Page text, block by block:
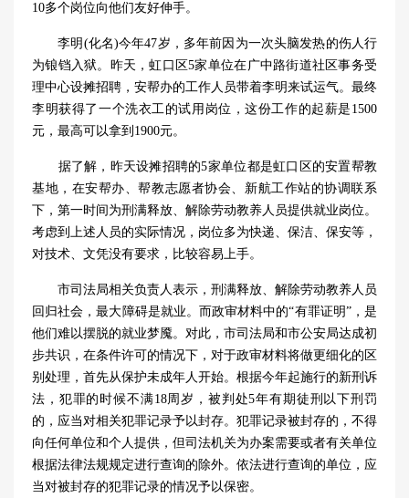
10多个岗位向他们友好伸手。
李明(化名)今年47岁，多年前因为一次头脑发热的伤人行
为锒铛入狱。昨天，虹口区5家单位在广中路街道社区事务受
理中心设摊招聘，安帮办的工作人员带着李明来试运气。最终
李明获得了一个洗衣工的试用岗位，这份工作的起薪是1500
元，最高可以拿到1900元。
据了解，昨天设摊招聘的5家单位都是虹口区的安置帮教
基地，在安帮办、帮教志愿者协会、新航工作站的协调联系
下，第一时间为刑满释放、解除劳动教养人员提供就业岗位。
考虑到上述人员的实际情况，岗位多为快递、保洁、保安等，
对技术、文凭没有要求，比较容易上手。
市司法局相关负责人表示，刑满释放、解除劳动教养人员
回归社会，最大障碍是就业。而政审材料中的“有罪证明”，是
他们难以摆脱的就业梦魇。对此，市司法局和市公安局达成初
步共识，在条件许可的情况下，对于政审材料将做更细化的区
别处理，首先从保护未成年人开始。根据今年起施行的新刑诉
法，犯罪的时候不满18周岁，被判处5年有期徒刑以下刑罚
的，应当对相关犯罪记录予以封存。犯罪记录被封存的，不得
向任何单位和个人提供，但司法机关为办案需要或者有关单位
根据法律法规规定进行查询的除外。依法进行查询的单位，应
当对被封存的犯罪记录的情况予以保密。